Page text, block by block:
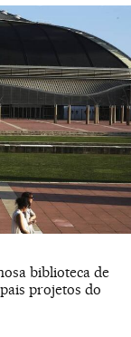
biblioteca de
projetos do